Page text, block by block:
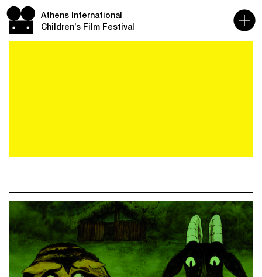
Athens International
Children’s Film Festival